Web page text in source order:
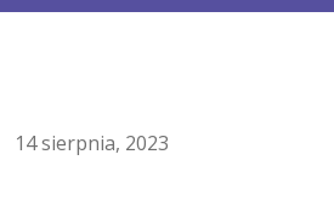
14 sierpnia, 2023